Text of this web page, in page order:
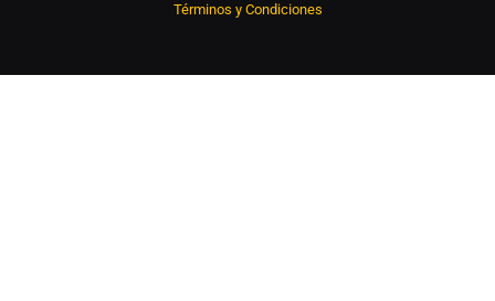
Términos y Condiciones